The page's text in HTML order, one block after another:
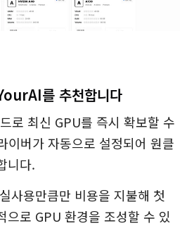
를 추천합니다
로 최신 GPU를 즉시 확보할 수
이버가 자동으로 설정되어 원클
니다.
사용만큼만 비용을 지불해 첫
으로 GPU 환경을 조성할 수 있